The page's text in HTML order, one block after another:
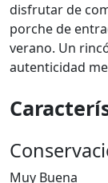
disfrutar de
porche de
verano. Un
autenticidad
Muy Buena